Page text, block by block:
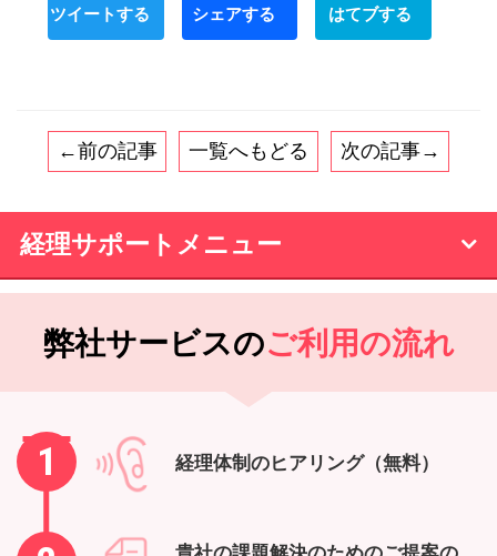
←前の記事 一覧へもどる 次の記事→
経理サポートメニュー
弊社サービスのご利用の流れ
1 経理体制のヒアリング（無料）